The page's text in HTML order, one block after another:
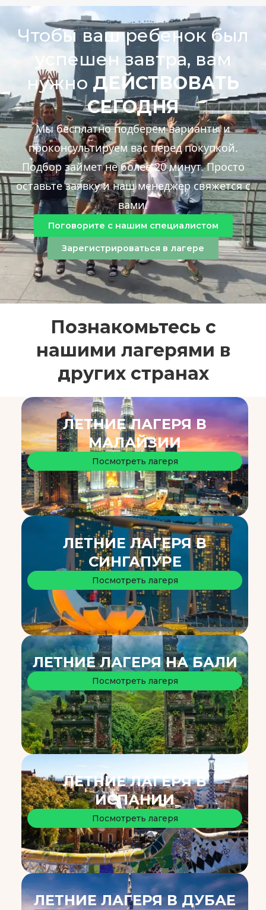
Чтобы ваш ребенок был
успешен завтра, вам
нужно ДЕЙСТВОВАТЬ
СЕГОДНЯ
Мы бесплатно подберем варианты и
проконсультируем вас перед покупкой.
Подбор займет не более 20 минут. Просто
оставьте заявку и наш менеджер свяжется с
вами.
Поговорите с нашим специалистом
Зарегистрироваться в лагере
Познакомьтесь с
нашими лагерями в
других странах
ЛЕТНИЕ ЛАГЕРЯ В
МАЛАЙЗИИ
Посмотреть лагеря
ЛЕТНИЕ ЛАГЕРЯ В
СИНГАПУРЕ
Посмотреть лагеря
ЛЕТНИЕ ЛАГЕРЯ НА БАЛИ
Посмотреть лагеря
ЛЕТНИЕ ЛАГЕРЯ В
ИСПАНИИ
Посмотреть лагеря
ЛЕТНИЕ ЛАГЕРЯ В ДУБАЕ